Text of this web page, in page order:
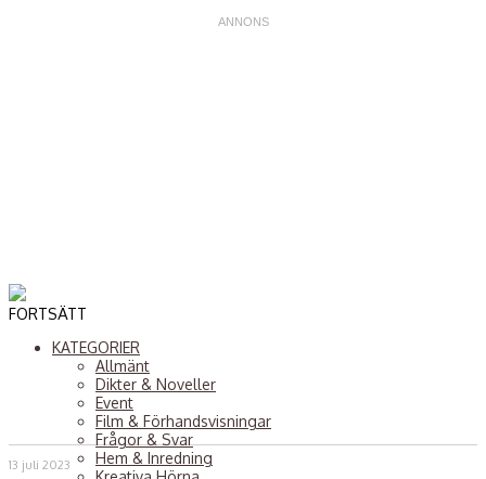
FORTSÄTT
KATEGORIER
Allmänt
Dikter & Noveller
Event
Film & Förhandsvisningar
Frågor & Svar
Hem & Inredning
13 juli 2023